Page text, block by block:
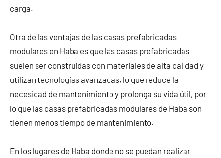
carga.
Otra de las ventajas de las casas prefabricadas
modulares en Haba es que las casas prefabricadas
suelen ser construidas con materiales de alta calidad y
utilizan tecnologías avanzadas, lo que reduce la
necesidad de mantenimiento y prolonga su vida útil, por
lo que las casas prefabricadas modulares de Haba son
tienen menos tiempo de mantenimiento.
En los lugares de Haba donde no se puedan realizar